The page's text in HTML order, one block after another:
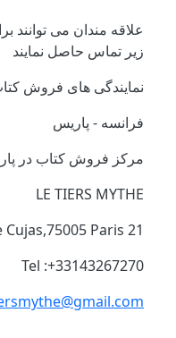
علاقه مندان می توانند
زیر تماس حاصل نمایند
نمایندگی های فروش
فرانسه - پاریس
مرکز فروش کتاب در
LE TIERS MYTHE
21 Rue Cujas,75005 Paris
Tel :+33143267270